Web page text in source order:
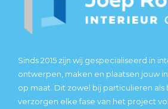
Sinds 2015 zijn wij gespecialiseerd in
ontwerpen, maken en plaatsen jouw
op maat. Dit zowel bij particulieren als
verzorgen elke fase van het project